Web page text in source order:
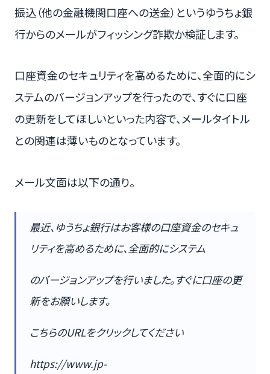
振込（他の金融機関口座への送金）というゆうちょ銀
行からのメールがフィッシング詐欺か検証します。
口座資金のセキュリティを高めるために、全面的にシ
ステムのバージョンアップを行ったので、すぐに口座
の更新をしてほしいといった内容で、メールタイトル
との関連は薄いものとなっています。
メール文面は以下の通り。
最近、ゆうちょ銀行はお客様の口座資金のセキュ
リティを高めるために、全面的にシステム
のバージョンアップを行いました。すぐに口座の更
新をお願いします。
こちらのURLをクリックしてください
https://www.jp-